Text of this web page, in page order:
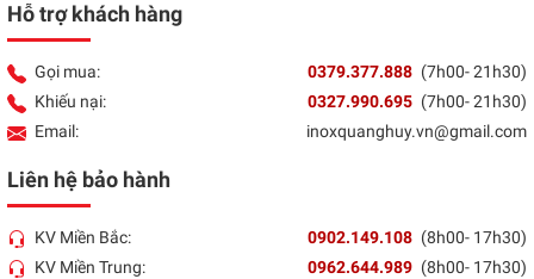
Hỗ trợ khách hàng
Gọi mua: 0379.377.888 (7h00- 21h30)
Khiếu nại:
0327.990.695 (7h00- 21h30)
Email:
inoxquanghuy.vn@gmail.com
Liên hệ bảo hành
KV Miền Bắc: 0902.149.108 (8h00- 17h30)
KV Miền Trung:
0962.644.989 (8h00- 17h30)